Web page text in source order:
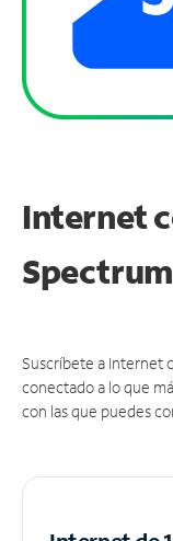
Internet
Spectrum
Suscríbete a Internet
conectado a lo que
con las que puedes